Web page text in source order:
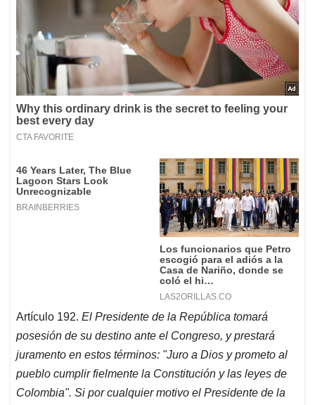
Artículo 192. El Presidente de la República tomará
posesión de su destino ante el Congreso, y prestará
juramento en estos términos: "Juro a Dios y prometo al
pueblo cumplir fielmente la Constitución y las leyes de
Colombia". Si por cualquier motivo el Presidente de la